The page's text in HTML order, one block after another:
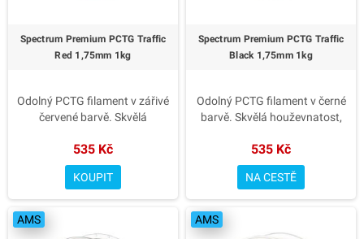
Spectrum Premium PCTG Traffic
Red 1,75mm 1kg
Odolný PCTG filament v zářivé
červené barvě. Skvělá
odolnost a snadný tisk bez
nutnosti vyhřívané komory.
✅ Vyšší houževnatost než PET-
✅ Snadný tisk a hladký povrch
535 Kč
KOUPIT
Spectrum Premium PCTG Traffic
Black 1,75mm 1kg
Odolný PCTG filament v černé
barvě. Skvělá houževnatost,
tisk bez nutnosti vyhřívané
komory.
✅ Vyšší houževnatost než PET-
✅ Snadný tisk a hladký povrch
535 Kč
NA CESTĚ
AMS AMS